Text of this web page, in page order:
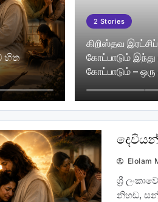
හිත
2 Stories
கிறிஸ்தவ
கோட்பாடும்
கோட்பாடும் – ஒரு
Elolam
ශ්‍රී
නිහඬ,